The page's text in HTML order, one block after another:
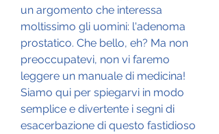
un argomento che interessa
moltissimo gli uomini: l'adenoma
prostatico. Che bello, eh? Ma non
preoccupatevi, non vi faremo
leggere un manuale di medicina!
Siamo qui per spiegarvi in modo
semplice e divertente i segni di
esacerbazione di questo fastidioso